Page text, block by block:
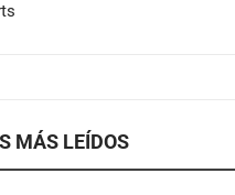
MÁS LEÍDOS